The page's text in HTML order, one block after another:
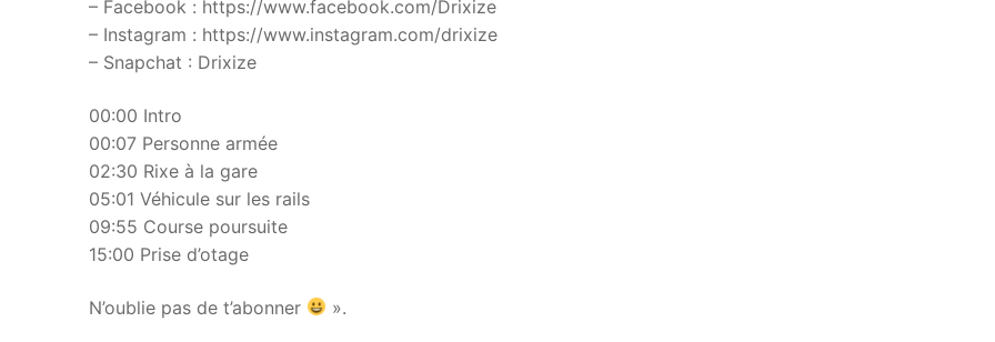
– Facebook : https://www.facebook.com/Drixize
– Instagram : https://www.instagram.com/drixize
– Snapchat : Drixize
00:00 Intro
00:07 Personne armée
02:30 Rixe à la gare
05:01 Véhicule sur les rails
09:55 Course poursuite
15:00 Prise d’otage
N’oublie pas de t’abonner ».